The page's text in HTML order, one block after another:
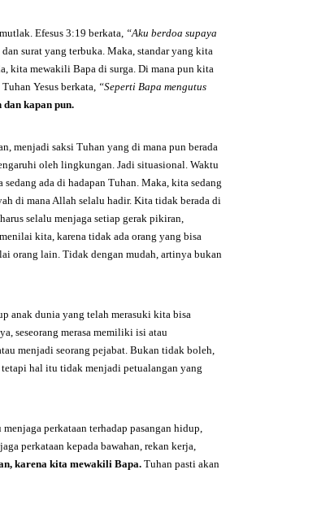
Efesus 3:19 berkata, “Aku berdoa supaya
surat yang terbuka. Maka, standar yang kita
kita mewakili Bapa di surga. Di mana pun kita
Yesus berkata, “Seperti Bapa mengutus
kapan pun.
menjadi saksi Tuhan yang di mana pun berada
oleh lingkungan. Jadi situasional. Waktu
ada di hadapan Tuhan. Maka, kita sedang
di mana Allah selalu hadir. Kita tidak berada di
selalu menjaga setiap gerak pikiran,
kita, karena tidak ada orang yang bisa
orang lain. Tidak dengan mudah, artinya bukan
anak dunia yang telah merasuki kita bisa
seseorang merasa memiliki isi atau
menjadi seorang pejabat. Bukan tidak boleh,
hal itu tidak menjadi petualangan yang
perkataan terhadap pasangan hidup,
perkataan kepada bawahan, rekan kerja,
karena kita mewakili Bapa. Tuhan pasti akan